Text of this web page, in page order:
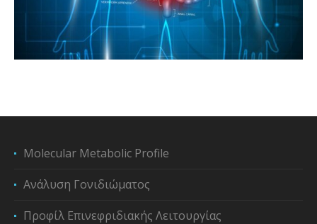
Molecular Metabolic Profile
Ανάλυση Γονιδιώματος
Προφίλ Επινεφριδιακής Λειτουργίας